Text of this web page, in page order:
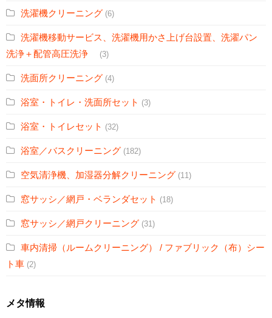
洗濯機クリーニング (6)
洗濯機移動サービス、洗濯機用かさ上げ台設置、洗濯パン
洗浄＋配管高圧洗浄
(3)
洗面所クリーニング (4)
浴室・トイレ・洗面所セット (3)
浴室・トイレセット (32)
浴室／バスクリーニング (182)
空気清浄機、加湿器分解クリーニング (11)
窓サッシ／網戸・ベランダセット (18)
窓サッシ／網戸クリーニング (31)
車内清掃（ルームクリーニング） / ファブリック（布）シー
ト車 (2)
メタ情報